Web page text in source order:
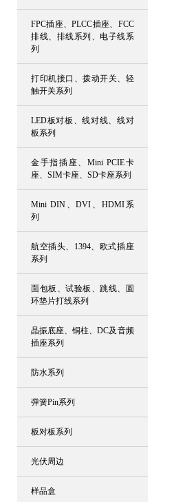
FPC插座、PLCC插座、FCC
排线、排线系列、电子线系
列
打印机接口、拨动开关、轻
触开关系列
LED板对板、线对线、线对
板系列
金手指插座、Mini PCIE卡
座、SIM卡座、SD卡座系列
Mini DIN、DVI、HDMI系
列
航空插头、1394、欧式插座
系列
面包板、试验板、跳线、圆
环垫片打线系列
晶振底座、铜柱、DC及音频
插座系列
防水系列
弹簧Pin系列
板对板系列
光伏周边
样品盒